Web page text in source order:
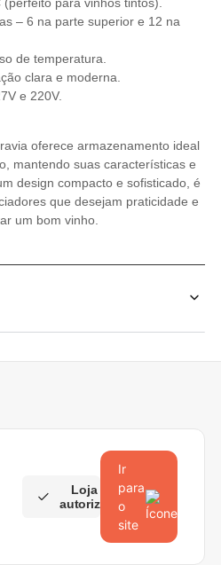
– 6 na parte superior e 12 na
de temperatura.
clara e moderna.
e 220V.
oferece armazenamento ideal
mantendo suas características e
design compacto e sofisticado, é
que desejam praticidade e
um bom vinho.
Loja
autorizada
Ir
para
o
site